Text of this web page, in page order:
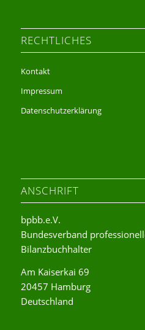
RECHTLICHES
Kontakt
Impressum
Datenschutzerklärung
ANSCHRIFT
bpbb.e.V.
Bundesverband
Bilanzbuchhalter
Am Kaiserkai 69
20457 Hamburg
Deutschland